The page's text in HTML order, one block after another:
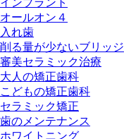
インプラント
オールオン４
入れ歯
削る量が少ないブリッジ
審美セラミック治療
大人の矯正歯科
こどもの矯正歯科
セラミック矯正
歯のメンテナンス
ホワイトニング